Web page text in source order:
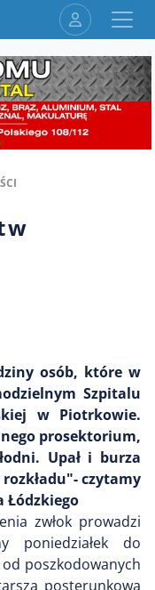
w
osób, które w
Szpitalu
w Piotrkowie.
prosektorium,
Upał i burza
czytamy
zwłok prowadzi
poniedziałek do
poszkodowanych
posterunkowa